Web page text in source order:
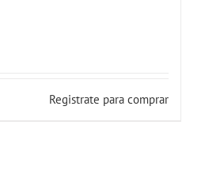
Registrate para comprar